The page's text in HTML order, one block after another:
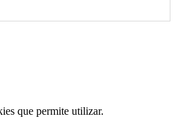
que permite utilizar.